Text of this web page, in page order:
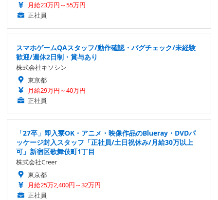
月給23万円～55万円
正社員
スマホゲームQAスタッフ/動作確認・バグチェック/未経験
歓迎/週休2日制・賞与あり
株式会社キソシン
東京都
月給29万円～40万円
正社員
「27卒」即入寮OK・アニメ・映像作品のBlueray・DVDパ
ッケージ封入スタッフ「正社員/土日祝休み/月給30万以上
可」新宿区歌舞伎町1丁目
株式会社Creer
東京都
月給25万2,400円～32万円
正社員